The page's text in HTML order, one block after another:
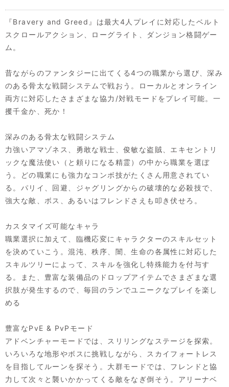
『Bravery and Greed』は最大4人プレイに対応したベルト
スクロールアクション、ローグライト、ダンジョン格闘ゲー
ム。
昔ながらのファンタジーに出てくる4つの職業から選び、深み
のある骨太な戦闘システムで戦おう。ローカルとオンライン
両方に対応したさまざまな協力/対戦モードをプレイ可能。一
攫千金か、死か！
深みのある骨太な戦闘システム
力強いアマゾネス、勇敢な戦士、俊敏な盗賊、エキセントリ
ックな魔法使い（と頼りになる精霊）の中から職業を選ぼ
う。どの職業にも強力なコンボ技がたくさん用意されてい
る。パリイ、回避、ジャグリングからの破壊的な必殺技で、
強大な敵、ボス、あるいはフレンドさえも叩き伏せろ。
カスタマイズ可能なキャラ
職業選択に加えて、臨機応変にキャラクターのスキルセット
を決めていこう。混沌、秩序、闇、生命の各属性に対応した
スキルツリーによって、スキルを強化し特殊能力を付与す
る。また、豊富な装備品のドロップアイテムでさまざまな選
択肢が発生するので、毎回のランでユニークなプレイを楽し
める
豊富なPvE & PvPモード
アドベンチャーモードでは、スリリングなステージを探索。
いろいろな地形やボスに挑戦しながら、スカイフォートレス
を目指してルーンを探そう。大群モードでは、フレンドと協
力して次々と襲いかかってくる敵をなぎ倒そう。アリーナベ